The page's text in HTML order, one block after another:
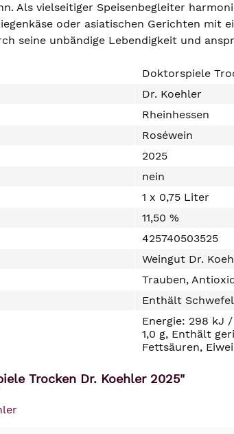
Als vielseitiger Speisenbegleiter
oder asiatischen Gerichten mit
seine unbändige Lebendigkeit und
Doktorspiele
Dr. Koehler
Rheinhessen
Roséwein
2025
nein
1 x 0,75 Liter
11,50 %
425740503525
Weingut Dr.
Trauben,
Enthält
Energie: 298 kJ
1,0 g, Enthält
Fettsäuren,
Trocken Dr. Koehler 2025"